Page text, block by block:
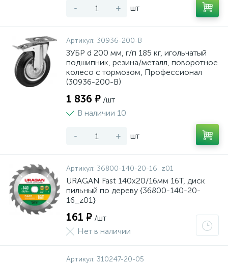
- + шт
Артикул: 30936-200-B
ЗУБР d 200 мм, г/п 185 кг, игольчатый
подшипник, резина/металл, поворотное
колесо c тормозом, Профессионал
(30936-200-B)
1 836 ₽ /шт
В наличии 10
- + шт
Артикул: 36800-140-20-16_z01
URAGAN Fast 140x20/16мм 16Т, диск
пильный по дереву {36800-140-20-
16_z01}
161 ₽ /шт
Нет в наличии
Артикул: 310247-20-05